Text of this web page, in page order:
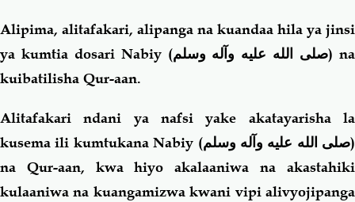
Alipima, alitafakari, alipanga na kuandaa hila ya jinsi
ya kumtia dosari Nabiy (صلى الله عليه وآله وسلم) na
kuibatilisha Qur-aan.
Alitafakari ndani ya nafsi yake akatayarisha la
kusema ili kumtukana Nabiy (صلى الله عليه وآله وسلم)
na Qur-aan, kwa hiyo akalaaniwa na akastahiki
kulaaniwa na kuangamizwa kwani vipi alivyojipanga